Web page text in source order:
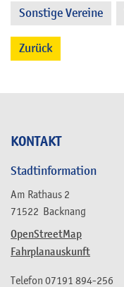
KONTAKT
Stadtinformation
Am Rathaus 2
71522 Backnang
OpenStreetMap
Fahrplanauskunft
Telefon 07191 894-256
Sonstige Vereine
Zurück